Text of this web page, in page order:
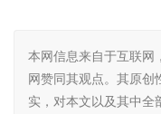
本网信息来自于互联网
网赞同其观点。其原创
实，对本文以及其中全